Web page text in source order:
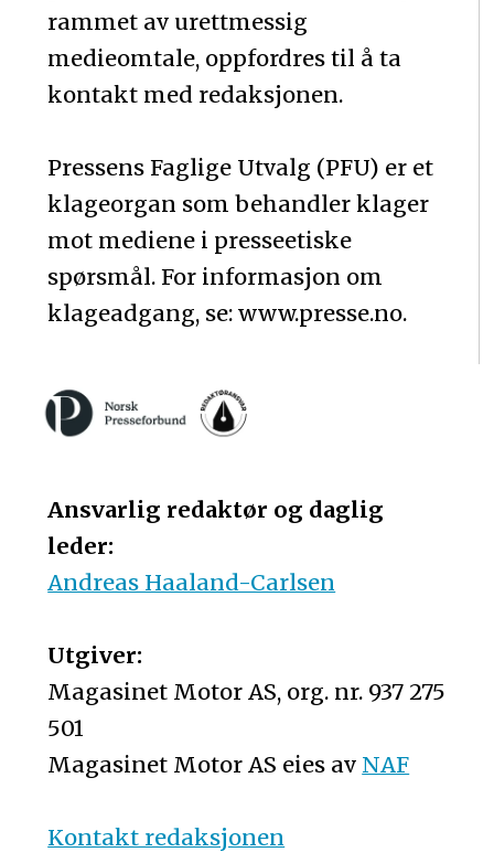
rammet av urettmessig
medieomtale, oppfordres til å ta
kontakt med redaksjonen.
Pressens Faglige Utvalg (PFU) er et
klageorgan som behandler klager
mot mediene i presseetiske
spørsmål. For informasjon om
klageadgang, se: www.presse.no.
Ansvarlig redaktør og daglig
leder:
Andreas Haaland-Carlsen
Utgiver:
Magasinet Motor AS, org. nr. 937 275
501
Magasinet Motor AS eies av NAF
Kontakt redaksjonen